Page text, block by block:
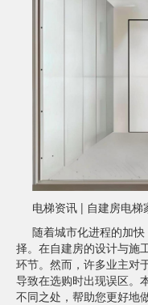
电梯资讯 | 自建房电梯
随着城市化进程的加
择。在自建房的设计与施
环节。然而，许多业主对
导致在选购时出现误区。
不同之处，帮助您更好地